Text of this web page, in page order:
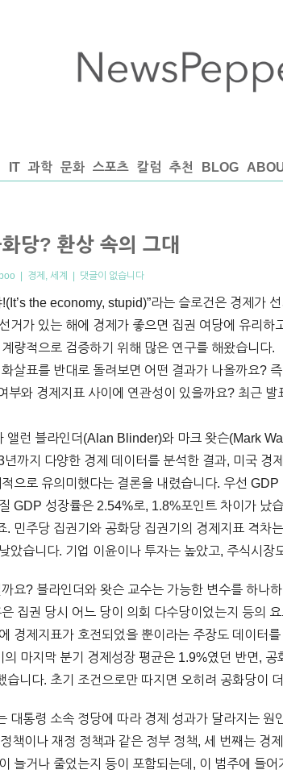
IT 과학 문화 스포츠 칼럼 추천 BLOG
당? 환상 속의 그대
| 경제 , 세계 | 댓글이 없습니다
the economy, stupid)”라는 슬로건은 경제가
거가 있는 해에 경제가 좋으면 집권 여당에 유리
량적으로 검증하기 위해 많은 연구를 해왔습니다.
살표를 반대로 돌려보면 어떤 결과가 나올까요?
부와 경제지표 사이에 연관성이 있을까요? 최근 발
앨런 블라인더(Alan Blinder)와 마크 왓슨(Mark
까지 다양한 경제 데이터를 분석한 결과, 미국 경
으로 유의미했다는 결론을 내렸습니다. 우선
GDP 성장률은 2.54%로, 1.8%포인트 차이가 났
. 민주당 집권기와 공화당 집권기의 경제지표 격
았습니다. 기업 이윤이나 투자는 높았고, 주식시장
요? 블라인더와 왓슨 교수는 가능한 변수를 하나
집권 당시 어느 당이 의회 다수당이었는지 등의
경제지표가 호전되었을 뿐이라는 주장도 데이터
의 마지막 분기 경제성장 평균은 1.9%였던 반면,
습니다. 초기 조건으로만 따지면 오히려 공화당이
대통령 소속 정당에 따라 경제 성과가 달라지는
책이나 재정 정책과 같은 정부 정책, 세 번째는 경
늘거나 줄었는지 등이 포함되는데, 이 범주에 들